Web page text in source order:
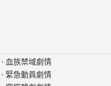
· 血族禁域劇情
· 緊急動員劇情